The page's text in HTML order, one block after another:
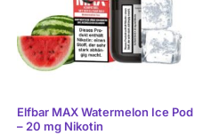
Elfbar MAX Watermelon Ice Pod
– 20 mg Nikotin